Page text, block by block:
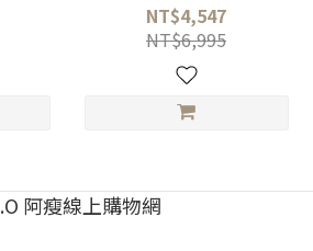
NT$4,547
NT$6,995
阿瘦線上購物網